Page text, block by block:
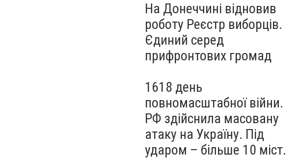
новому українському
фільмі, - ФОТО
На Донеччині відновив
роботу Реєстр виборців.
Єдиний серед
прифронтових громад
1618 день
повномасштабної війни.
РФ здійснила масовану
атаку на Україну. Під
ударом – більше 10 міст.